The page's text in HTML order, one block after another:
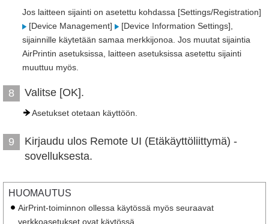
Jos laitteen sijainti on asetettu kohdassa [Settings/Registration]
[Device Management]
[Device Information Settings],
sijainnille käytetään samaa merkkijonoa. Jos muutat sijaintia
AirPrintin asetuksissa, laitteen asetuksissa asetettu sijainti
muuttuu myös.
8 Valitse [OK].
Asetukset otetaan käyttöön.
9
Kirjaudu ulos Remote UI (Etäkäyttöliittymä) -
sovelluksesta.
HUOMAUTUS
AirPrint-toiminnon ollessa käytössä myös seuraavat
verkkoasetukset ovat käytössä.